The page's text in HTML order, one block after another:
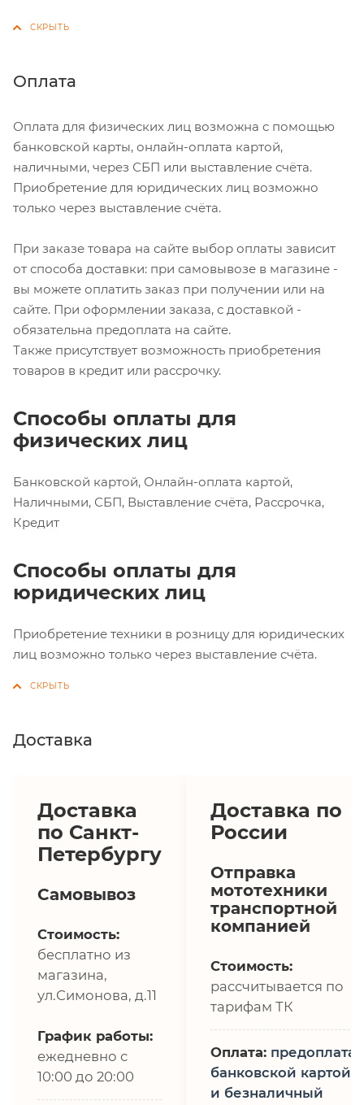
Оплата
Оплата для физических лиц возможна с помощью
банковской карты, онлайн-оплата картой,
наличными, через СБП или выставление счёта.
Приобретение для юридических лиц возможно
только через выставление счёта.
При заказе товара на сайте выбор оплаты зависит
от способа доставки: при самовывозе в магазине -
вы можете оплатить заказ при получении или на
сайте. При оформлении заказа, с доставкой -
обязательна предоплата на сайте.
Также присутствует возможность приобретения
товаров в кредит или рассрочку.
Способы оплаты для
физических лиц
Банковской картой, Онлайн-оплата картой,
Наличными, СБП, Выставление счёта, Рассрочка,
Кредит
Способы оплаты для
юридических лиц
Приобретение техники в розницу для юридических
лиц возможно только через выставление счёта.
Доставка
Доставка
по Санкт-
Петербургу
Самовывоз
Стоимость:
бесплатно из
магазина,
ул.Симонова, д.11
График работы:
ежедневно с
10:00 до 20:00
Доставка по
России
Отправка
мототехники
транспортной
компанией
Стоимость:
рассчитывается по
тарифам ТК
Оплата: предоплата,
банковской картой
и безналичный